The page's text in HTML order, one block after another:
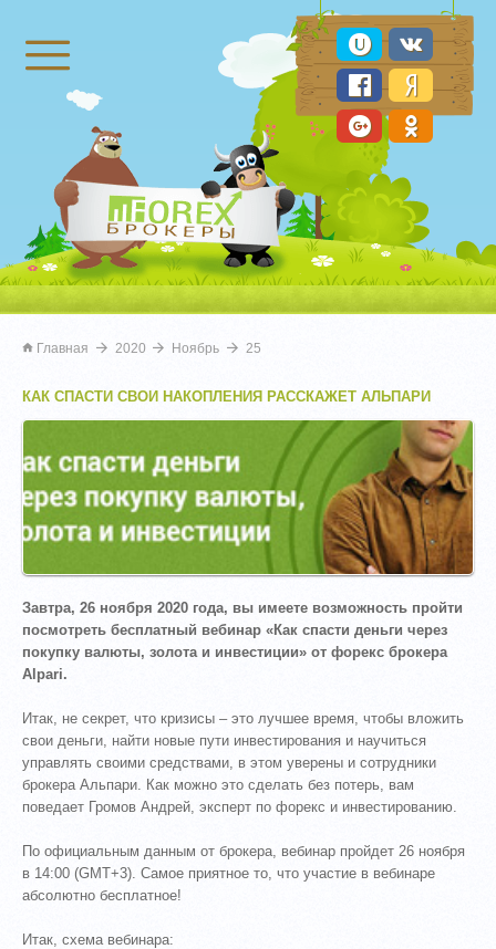
Брокеры Форекс
Главная 2020 Ноябрь 25
КАК СПАСТИ СВОИ НАКОПЛЕНИЯ РАССКАЖЕТ АЛЬПАРИ
Завтра, 26 ноября 2020 года, вы имеете возможность пройти
посмотреть бесплатный вебинар «Как спасти деньги через
покупку валюты, золота и инвестиции» от форекс брокера
Alpari.
Итак, не секрет, что кризисы – это лучшее время, чтобы вложить
свои деньги, найти новые пути инвестирования и научиться
управлять своими средствами, в этом уверены и сотрудники
брокера Альпари. Как можно это сделать без потерь, вам
поведает Громов Андрей, эксперт по форекс и инвестированию.
По официальным данным от брокера, вебинар пройдет 26 ноября
в 14:00 (GMT+3). Самое приятное то, что участие в вебинаре
абсолютно бесплатное!
Итак, схема вебинара: